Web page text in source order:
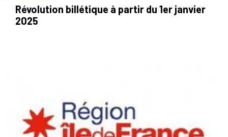
Révolution billétique à partir du 1er janvier
2025